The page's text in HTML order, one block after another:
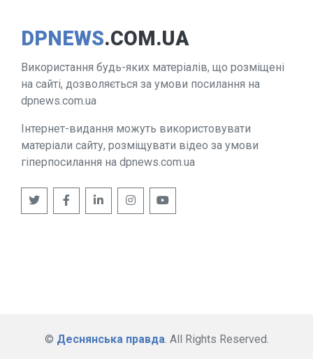
DPNEWS.COM.UA
Використання будь-яких матеріалів, що розміщені
на сайті, дозволяється за умови посилання на
dpnews.com.ua
Інтернет-видання можуть використовувати
матеріали сайту, розміщувати відео за умови
гіперпосилання на dpnews.com.ua
© Деснянська правда. All Rights Reserved.